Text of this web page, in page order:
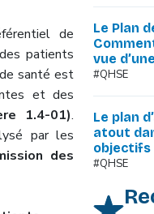
de
patients
santé est
et des
1.4-01).
par les
des
Le Plan
vue
#QHSE
Le plan
atout
objectifs
#QHSE